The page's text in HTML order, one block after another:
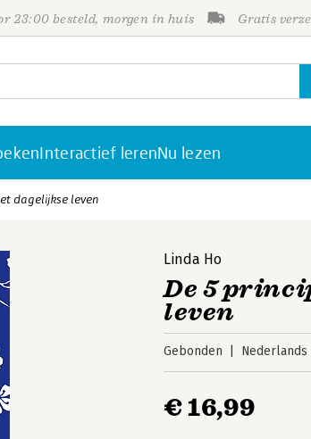
23:00 besteld, morgen in huis Gratis
Interactief lerenNu lezen
dagelijkse leven
Linda Ho
De 5
leven
Gebonden Nederlands
€ 16,99